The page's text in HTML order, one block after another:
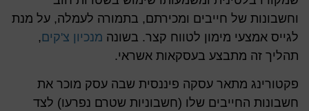
וחשבונות של חייבים ומכירתם, בתמורה לעמלה, על מנת
לגייס אמצעי מימון לטווח קצר. בשונה מנכיון צ'קים,
תהליך זה מתבצע בעסקאות אשראי.
פקטורינג מתאר עסקה פיננסית שבה עסק מוכר את
חשבונות החייבים שלו (חשבוניות שטרם נפרעו) לצד